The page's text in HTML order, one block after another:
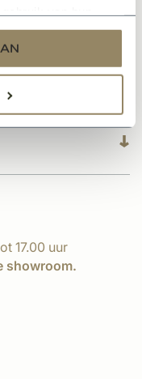
17.00 uur
showroom.